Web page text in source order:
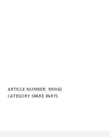
ARTICLE NUMBER: 1009.62
CATEGORY: SPARE PARTS